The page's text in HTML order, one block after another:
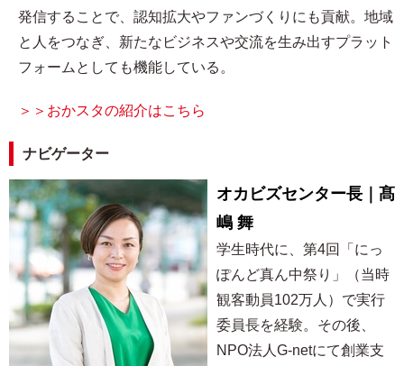
発信することで、認知拡大やファンづくりにも貢献。地域
と人をつなぎ、新たなビジネスや交流を生み出すプラット
フォームとしても機能している。
＞＞おかスタの紹介はこちら
ナビゲーター
オカビズセンター長｜髙
嶋 舞
学生時代に、第4回「にっ
ぽんど真ん中祭り」（当時
観客動員102万人）で実行
委員長を経験。その後、
NPO法人G-netにて創業支